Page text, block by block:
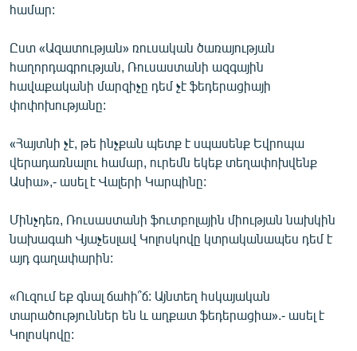
համար:
Ըստ «Ազատության» ռուսական ծառայության
հաղորդագրության, Ռուսաստանի ազգային
հավաքականի մարզիչը դեմ չէ ֆեդերացիայի
փոփոխությանը:
«Հայտնի չէ, թե ինչքան պետք է սպասենք Եվրոպա
վերադառնալու համար, ուրեմն եկեք տեղափոխվենք
Ասիա»,- ասել է Վալերի Կարպինը:
Մինչդեռ, Ռուսաստանի ֆուտբոլային միության նախկին
նախագահ Վյաչեսլավ Կոլոսկովը կտրականապես դեմ է
այդ գաղափարին:
«Ուզում եք գնալ ճահի՞ճ: Այնտեղ հսկայական
տարածություններ են և աղքատ ֆեդերացիա».- ասել է
Կոլոսկովը: